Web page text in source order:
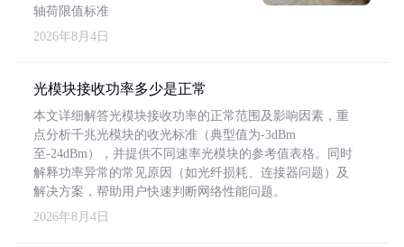
轴荷限值标准
2026年8月4日
光模块接收功率多少是正常
本文详细解答光模块接收功率的正常范围及影响因素，重
点分析千兆光模块的收光标准（典型值为-3dBm
至-24dBm），并提供不同速率光模块的参考值表格。同时
解释功率异常的常见原因（如光纤损耗、连接器问题）及
解决方案，帮助用户快速判断网络性能问题。
2026年8月4日